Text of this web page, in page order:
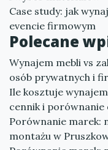
Case study: jak
evencie firmowym
Polecane
Wynajem mebli vs
osób prywatnych i
Ile kosztuje
cennik i
Porównanie marek:
montażu w